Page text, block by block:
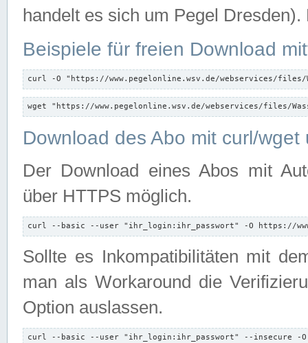
handelt es sich um Pegel
Beispiele für freien Download
curl -O "https://www.pegelonline.wsv.de/webservices/files/
wget "https://www.pegelonline.wsv.de/webservices/files/
Download des Abo mit curl/
Der Download eines Abos mit
über HTTPS möglich.
curl --basic --user "ihr_login:ihr_passwort" -O https://
Sollte es Inkompatibilitäten mit
man als Workaround die
Option auslassen.
curl --basic --user "ihr_login:ihr_passwort" --insecure -